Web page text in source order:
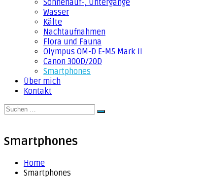
Sonnenauf-, Untergänge
Wasser
Kälte
Nachtaufnahmen
Flora und Fauna
Olympus OM-D E-M5 Mark II
Canon 300D/20D
Smartphones
Über mich
Kontakt
Suche
Suchen
Smartphones
Home
Smartphones